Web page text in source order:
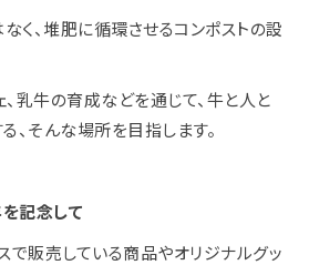
く、堆肥に循環させるコンポストの設
、乳牛の育成などを通じて、牛と人と
、そんな場所を目指します。
記念して
で販売している商品やオリジナルグッ